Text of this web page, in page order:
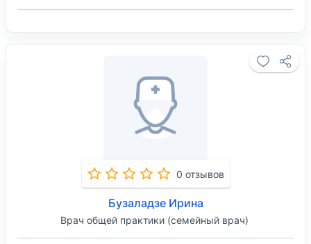
0 отзывов
Бузаладзе Ирина
Врач общей практики (семейный врач)